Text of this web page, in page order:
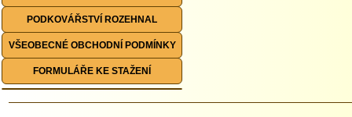
PODKOVÁŘSTVÍ ROZEHNAL
VŠEOBECNÉ OBCHODNÍ PODMÍNKY
FORMULÁŘE KE STAŽENÍ